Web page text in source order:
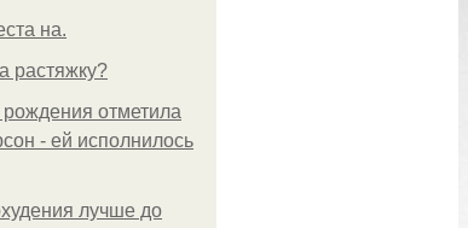
на.
растяжку?
отметила
- ей исполнилось
лучше до